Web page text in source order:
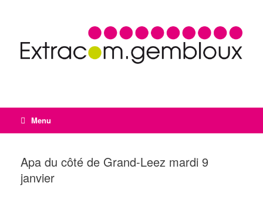
Menu
Apa du côté de Grand-Leez mardi 9
janvier